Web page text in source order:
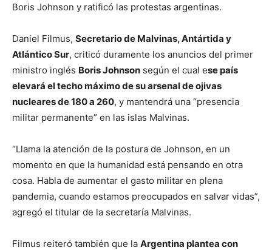
Boris Johnson y ratificó las protestas argentinas.
Daniel Filmus, Secretario de Malvinas, Antártida y
Atlántico Sur, criticó duramente los anuncios del primer
ministro inglés Boris Johnson según el cual ese país
elevará el techo máximo de su arsenal de ojivas
nucleares de 180 a 260, y mantendrá una “presencia
militar permanente” en las islas Malvinas.
“Llama la atención de la postura de Johnson, en un
momento en que la humanidad está pensando en otra
cosa. Habla de aumentar el gasto militar en plena
pandemia, cuando estamos preocupados en salvar vidas”,
agregó el titular de la secretaría Malvinas.
Filmus reiteró también que la Argentina plantea con